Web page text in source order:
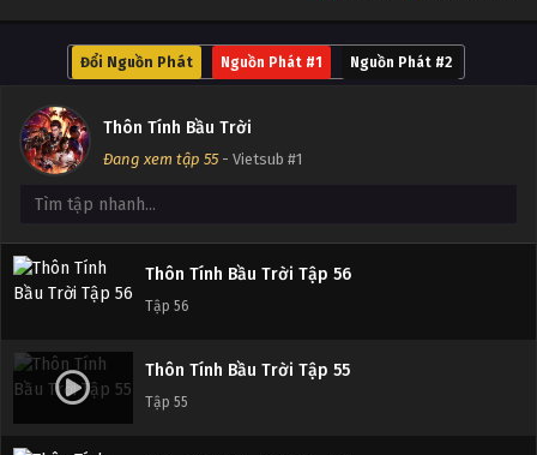
Đổi Nguồn Phát Nguồn Phát #1 Nguồn Phát #2
Thôn Tính Bầu Trời
Đang xem tập 55- Vietsub #1
Thôn Tính Bầu Trời Tập 58
Tập 57
Thôn Tính Bầu Trời Tập 56
Tập 56
Thôn Tính Bầu Trời Tập 55
Tập 55